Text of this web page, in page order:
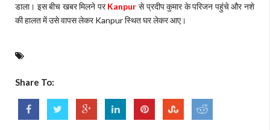
डाला। इस बीच खबर मिलने परKanpur से प्रदीप कुमार के परिजन पहुंचे और नशे
की हालत में उसे वापस लेकर Kanpur स्थित घर लेकर आए।
Share To: